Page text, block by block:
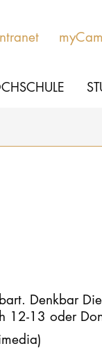
Denkbar
12-13 oder